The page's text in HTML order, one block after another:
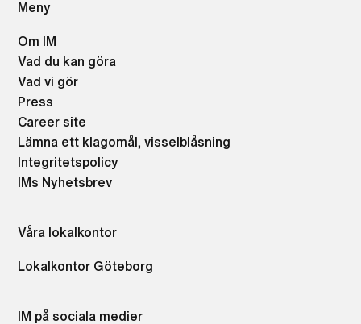
Meny
Om IM
Vad du kan göra
Vad vi gör
Press
Career site
Lämna ett klagomål, visselblåsning
Integritetspolicy
IMs Nyhetsbrev
Våra lokalkontor
Lokalkontor Göteborg
IM på sociala medier